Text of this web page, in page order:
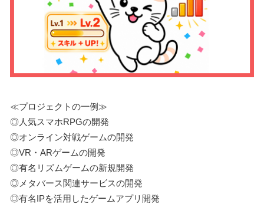
≪プロジェクトの一例≫
◎人気スマホRPGの開発
◎オンライン対戦ゲームの開発
◎VR・ARゲームの開発
◎有名リズムゲームの新規開発
◎メタバース関連サービスの開発
◎有名IPを活用したゲームアプリ開発